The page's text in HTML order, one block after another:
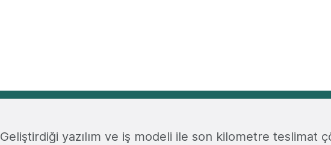
Geliştirdiği yazılım ve iş modeli ile son kilometre teslimat